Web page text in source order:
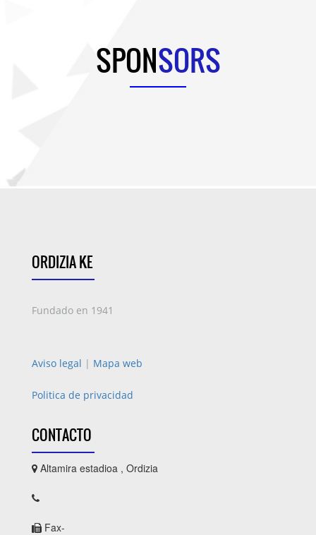
SPONSORS
ORDIZIA KE
Fundado en 1941
Aviso legal | Mapa web
Politica de privacidad
CONTACTO
Altamira estadioa , Ordizia
Fax-